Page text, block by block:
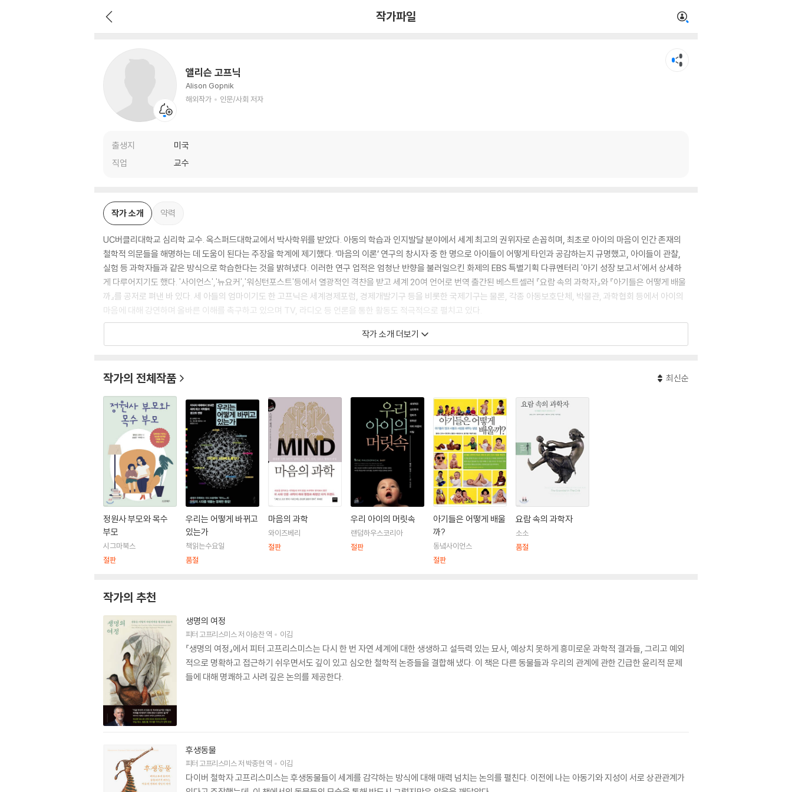
작가파일
앨리슨 고프닉
Alison Gopnik
해외작가
인문/사회 저자
출생지
미국
직업
교수
작가 소개 약력
UC버클리대학교 심리학 교수. 옥스퍼드대학교에서 박사학위를 받았다. 아동의 학습과 인지발달 분야에서 세계 최고의 권위자로 손꼽히며, 최초로 아이의 마음이 인간 존재의
철학적 의문들을 해명하는 데 도움이 된다는 주장을 학계에 제기했다. ‘마음의 이론’ 연구의 창시자 중 한 명으로 아이들이 어떻게 타인과 공감하는지 규명했고, 아이들이 관찰,
실험 등 과학자들과 같은 방식으로 학습한다는 것을 밝혀냈다. 이러한 연구 업적은 엄청난 반향을 불러일으킨 화제의 EBS 특별기획 다큐멘터리 '아기 성장 보고서'에서 상세하
게 다루어지기도 했다. '사이언스','뉴요커','워싱턴포스트'등에서 열광적인 격찬을 받고 세계 20여 언어로 번역 출간된 베스트셀러 『요람 속의 과학자』와 『아기들은 어떻게 배울
까』를 공저로 펴낸 바 있다. 세 아들의 엄마이기도 한 고프닉은 세계경제포럼, 경제개발기구 등을 비롯한 국제기구는 물론, 각종 아동보호단체, 박물관, 과학협회 등에서 아이의
마음에 대해 강연하며 올바른 이해를 촉구하고 있으며 TV, 라디오 등 언론을 통한 활동도 적극적으로 펼치고 있다.
작가 소개 더보기
작가의 전체작품 최신순
정원사 부모와 목수
부모
시그마북스
절판
우리는 어떻게 바뀌고
있는가
책읽는수요일
품절
마음의 과학
와이즈베리
절판
우리 아이의 머릿속
랜덤하우스코리아
절판
아기들은 어떻게 배울
까?
동녘사이언스
절판
요람 속의 과학자
소소
품절
작가의 추천
생명의 여정
피터 고프리스미스저 이송찬역 이김
『생명의 여정』에서 피터 고프리스미스는 다시 한 번 자연 세계에 대한 생생하고 설득력 있는 묘사, 예상치 못하게 흥미로운 과학적 결과들, 그리고 예외
적으로 명확하고 접근하기 쉬우면서도 깊이 있고 심오한 철학적 논증들을 결합해 냈다. 이 책은 다른 동물들과 우리의 관계에 관한 긴급한 윤리적 문제
들에 대해 명쾌하고 사려 깊은 논의를 제공한다.
후생동물
피터 고프리스미스저 박종현 역 이김
다이버 철학자 고프리스미스는 후생동물들이 세계를 감각하는 방식에 대해 매력 넘치는 논의를 펼친다. 이전에 나는 아동기와 지성이 서로 상관관계가